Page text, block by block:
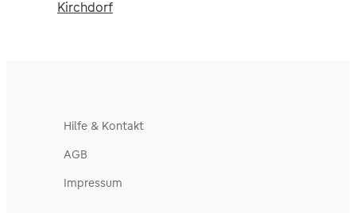
Kirchdorf
Hilfe & Kontakt
AGB
Impressum